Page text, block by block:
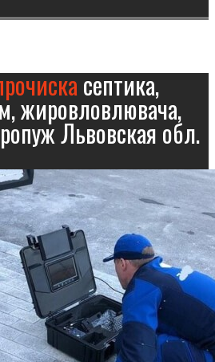
септика,
жировловлювача,
Львовская обл.